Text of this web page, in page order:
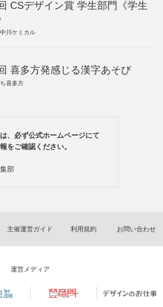
CSデザイン賞 学生部門《学生
川ケミカル
喜多方発感じる漢字あそび
喜多方
、必ず公式ホームページにて
をご確認ください。
部
主催運営ガイド 利用規約 お問い合わせ
運営メディア